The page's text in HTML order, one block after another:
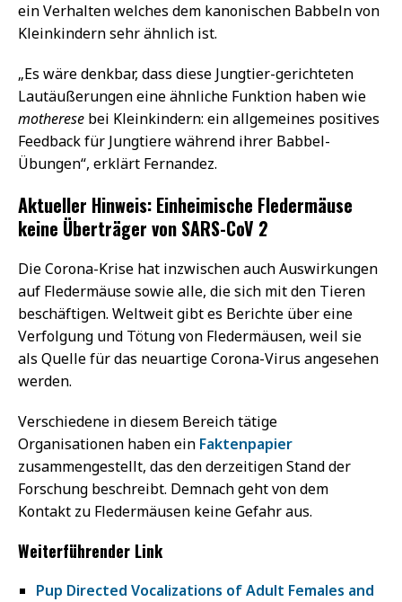
ein Verhalten welches dem kanonischen Babbeln von
Kleinkindern sehr ähnlich ist.
„Es wäre denkbar, dass diese Jungtier-gerichteten
Lautäußerungen eine ähnliche Funktion haben wie
motherese bei Kleinkindern: ein allgemeines positives
Feedback für Jungtiere während ihrer Babbel-
Übungen“, erklärt Fernandez.
Aktueller Hinweis: Einheimische Fledermäuse
keine Überträger von SARS-CoV 2
Die Corona-Krise hat inzwischen auch Auswirkungen
auf Fledermäuse sowie alle, die sich mit den Tieren
beschäftigen. Weltweit gibt es Berichte über eine
Verfolgung und Tötung von Fledermäusen, weil sie
als Quelle für das neuartige Corona-Virus angesehen
werden.
Verschiedene in diesem Bereich tätige
Organisationen haben ein Faktenpapier
zusammengestellt, das den derzeitigen Stand der
Forschung beschreibt. Demnach geht von dem
Kontakt zu Fledermäusen keine Gefahr aus.
Weiterführender Link
Pup Directed Vocalizations of Adult Females and